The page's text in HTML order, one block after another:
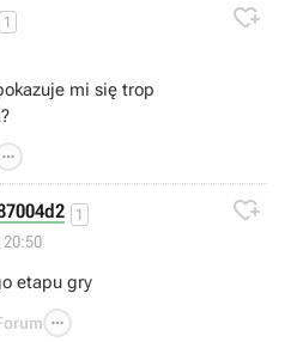
1 
mi się trop

1
20:50

etapu gry
